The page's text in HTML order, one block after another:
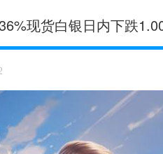
现货白银日内下跌